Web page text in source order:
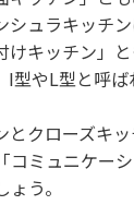
ュラキッチン
けキッチン」
型やL型と呼ば
クローズキ
コミュニケー
う。